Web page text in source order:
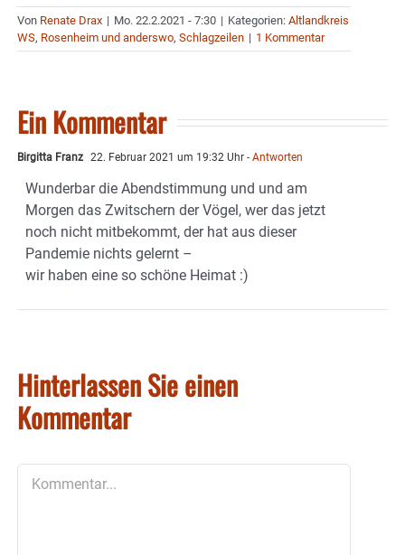
Von Renate Drax | Mo. 22.2.2021 - 7:30 | Kategorien: Altlandkreis
WS, Rosenheim und anderswo, Schlagzeilen | 1 Kommentar
Ein Kommentar
Birgitta Franz 22. Februar 2021 um 19:32 Uhr - Antworten
Wunderbar die Abendstimmung und und am
Morgen das Zwitschern der Vögel, wer das jetzt
noch nicht mitbekommt, der hat aus dieser
Pandemie nichts gelernt –
wir haben eine so schöne Heimat :)
Hinterlassen Sie einen
Kommentar